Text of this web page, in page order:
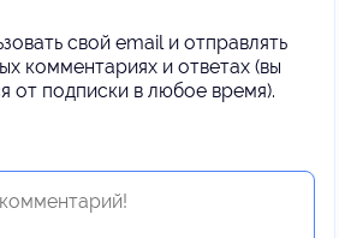
свой email и отправлять
комментариях и ответах (вы
от подписки в любое время).